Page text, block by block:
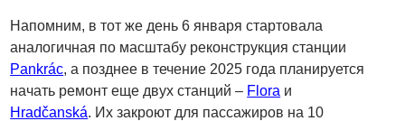
Напомним, в тот же день 6 января стартовала
аналогичная по масштабу реконструкция станции
Pankrác, а позднее в течение 2025 года планируется
начать ремонт еще двух станций – Flora и
Hradčanská. Их закроют для пассажиров на 10